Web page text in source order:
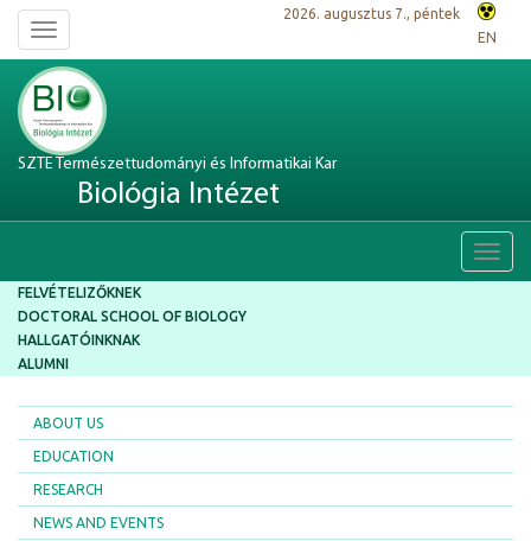
Toggle
navigation
2026. augusztus 7., péntek
EN
SZTE Természettudományi és Informatikai Kar
Biológia Intézet
FELVÉTELIZŐKNEK
DOCTORAL SCHOOL OF BIOLOGY
HALLGATÓINKNAK
ALUMNI
ABOUT US
EDUCATION
RESEARCH
NEWS AND EVENTS